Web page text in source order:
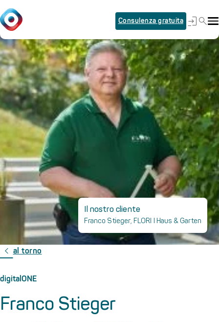
Consulenza gratuita
Il nostro cliente
Franco Stieger, FLORI I Haus & Garten
al torno
digitalONE
Franco Stieger